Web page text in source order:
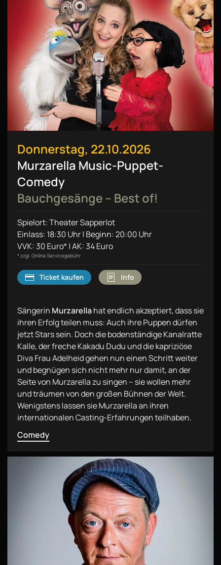
Donnerstag, 22.10.2026
Murzarella Music-Puppet-
Comedy
Bauchgesänge – Best of!
Spielort: Theater Sapperlot
Einlass: 18:30 Uhr | Beginn: 20:00 Uhr
VVK: 30 Euro* | AK: 34 Euro
* zzgl. Online Servicegebühr
Ticket kaufen Info
Sängerin Murzarellahat endlich akzeptiert, dass sie
ihren Erfolg teilen muss: Auch ihre Puppen dürfen
jetzt Stars sein. Doch die bodenständige Kanalratte
Kalle, der freche Kakadu Dudu und die kapriziöse
Diva Frau Adelheid gehen nun einen Schritt weiter
und begnügen sich nicht mehr nur damit, an der
Seite von Murzarella zu singen – sie wollen mehr
und träumen von den großen Bühnen der Welt.
Wenigstens lassen sie Murzarella an ihren
internationalen Casting-Erfahrungen teilhaben.
Comedy